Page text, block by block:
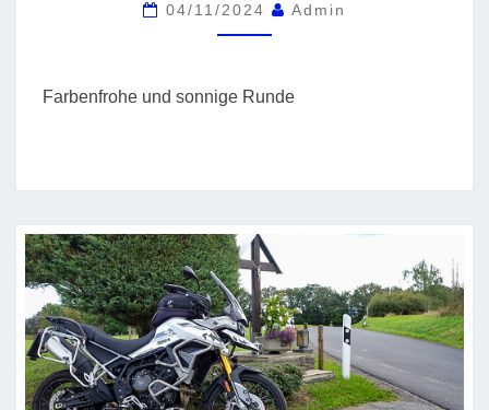
04/11/2024 Admin
Farbenfrohe und sonnige Runde